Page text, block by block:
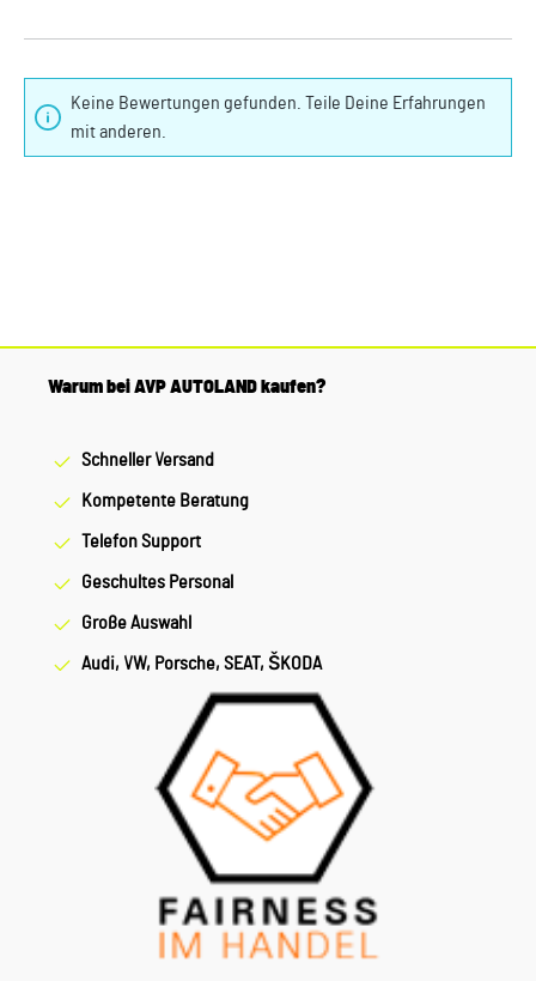
Keine Bewertungen gefunden. Teile Deine Erfahrungen
mit anderen.
Warum bei AVP AUTOLAND kaufen?
Schneller Versand
Kompetente Beratung
Telefon Support
Geschultes Personal
Große Auswahl
Audi, VW, Porsche, SEAT, ŠKODA